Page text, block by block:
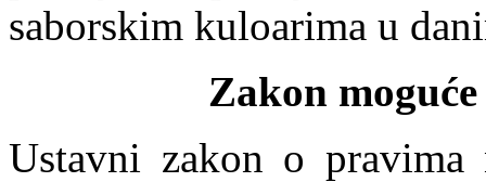
saborskim kuloarima u
Zakon
Ustavni zakon o pravima